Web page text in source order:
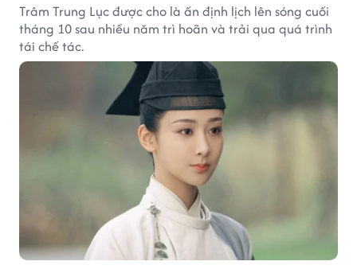
Trâm Trung Lục được cho là ấn định lịch lên sóng cuối
tháng 10 sau nhiều năm trì hoãn và trải qua quá trình
tái chế tác.